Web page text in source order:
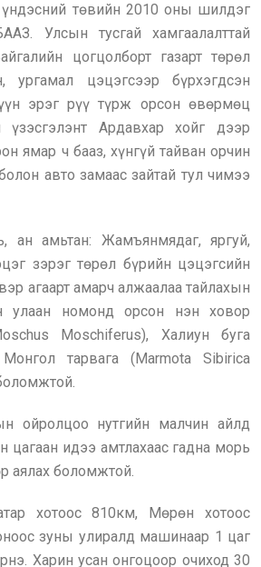
төвийн 2010 оны шилдэг
Улсын тусгай хамгаалалттай
цогцолборт газарт төрөл
ургамал цэцэгсээр бүрхэгдсэн
эрэг рүү түрж орсон өвөрмөц
үзэсгэлэнт Ардавхар хойг дээр
ямар ч бааз, хүнгүй тайван орчин
авто замаас зайтай тул чимээ
ан амьтан: Жамъянмядаг, яргуй,
зэрэг төрөл бүрийн цэцэгсийн
агаарт амарч алжаалаа тайлахын
улаан номонд орсон нэн ховор
Moschiferus), Халиун буга
тарвага (Marmota Sibirica
ойролцоо нутгийн малчин айлд
цагаан идээ амтлахаас гадна морь
аялах боломжтой.
хотоос 810км, Мөрөн хотоос
зуны улиралд машинаар 1 цаг
Харин усан онгоцоор очиход 30